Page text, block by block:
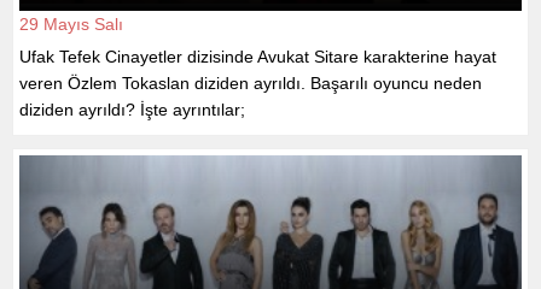
29 Mayıs Salı
Ufak Tefek Cinayetler dizisinde Avukat Sitare karakterine hayat
veren Özlem Tokaslan diziden ayrıldı. Başarılı oyuncu neden
diziden ayrıldı? İşte ayrıntılar;